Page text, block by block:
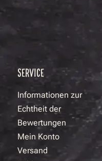
SERVICE
Informationen zur
Echtheit der
Bewertungen
Mein Konto
Versand